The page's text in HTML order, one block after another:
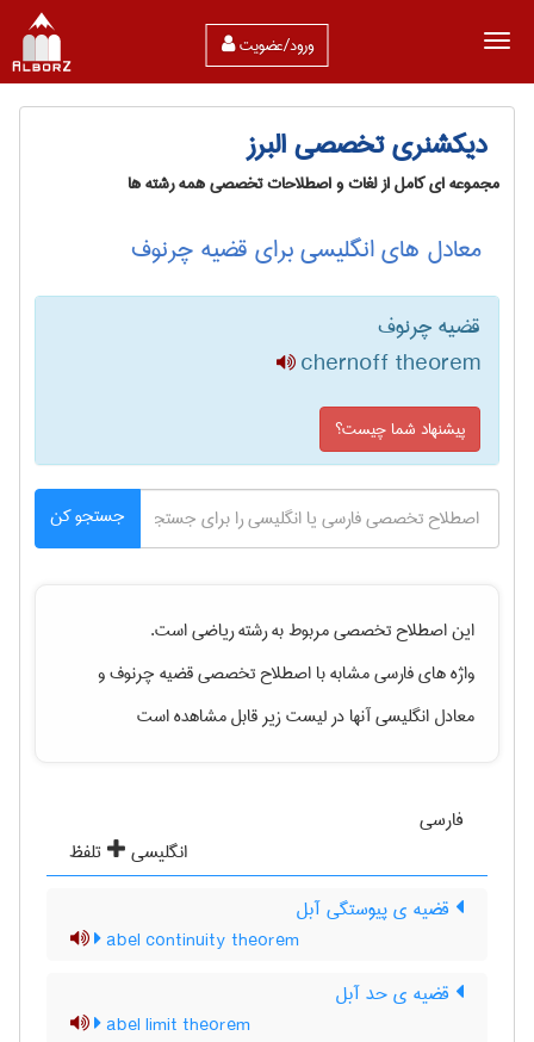
ورود/عضویت
دیکشنری تخصصی البرز
مجموعه ای کامل از لغات و اصطلاحات تخصصی همه رشته ها
معادل های انگلیسی برای قضیه چرنوف
قضیه چرنوف
chernoff theorem
پیشنهاد شما چیست؟
جستجو کن
این اصطلاح تخصصی مربوط به رشتهرياضیاست.
واژه های فارسی مشابه با اصطلاح تخصصیقضیه چرنوفو
معادل انگلیسی آنها در لیست زیر قابل مشاهده است
فارسی
انگلیسی
تلفظ
قضیه ی پیوستگی آبل
abel continuity theorem
قضیه ی حد آبل
abel limit theorem